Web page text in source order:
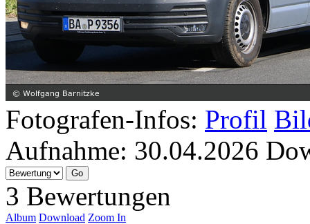
Fotografen-Infos: Profil
Aufnahme: 30.04.2026
3 Bewertungen
Album Download Zoom In